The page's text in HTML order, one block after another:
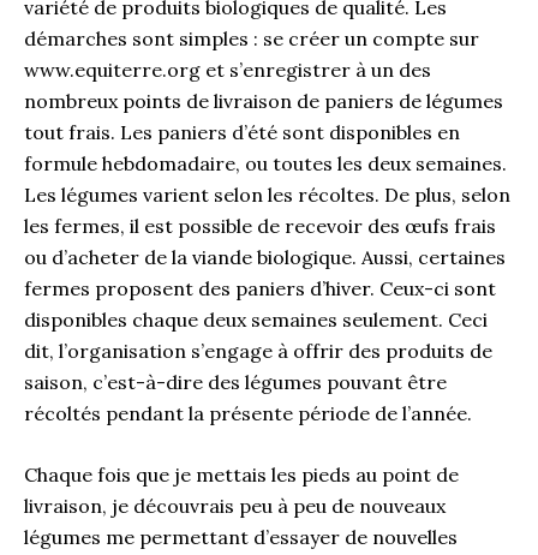
variété de produits biologiques de qualité. Les
démarches sont simples : se créer un compte sur
www.equiterre.org et s’enregistrer à un des
nombreux points de livraison de paniers de légumes
tout frais. Les paniers d’été sont disponibles en
formule hebdomadaire, ou toutes les deux semaines.
Les légumes varient selon les récoltes. De plus, selon
les fermes, il est possible de recevoir des œufs frais
ou d’acheter de la viande biologique. Aussi, certaines
fermes proposent des paniers d’hiver. Ceux-ci sont
disponibles chaque deux semaines seulement. Ceci
dit, l’organisation s’engage à offrir des produits de
saison, c’est-à-dire des légumes pouvant être
récoltés pendant la présente période de l’année.
Chaque fois que je mettais les pieds au point de
livraison, je découvrais peu à peu de nouveaux
légumes me permettant d’essayer de nouvelles